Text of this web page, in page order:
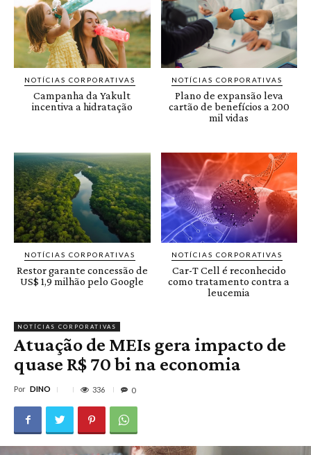
NOTÍCIAS CORPORATIVAS
Campanha da Yakult
incentiva a hidratação
NOTÍCIAS CORPORATIVAS
Plano de expansão leva
cartão de benefícios a 200
mil vidas
NOTÍCIAS CORPORATIVAS
Restor garante concessão de
US$ 1,9 milhão pelo Google
NOTÍCIAS CORPORATIVAS
Car-T Cell é reconhecido
como tratamento contra a
leucemia